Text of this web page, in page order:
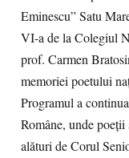
Eminescu” Satu
VI-a de la Colegiul
prof. Carmen
memoriei poetului
Programul a
Române, unde
alături de Corul